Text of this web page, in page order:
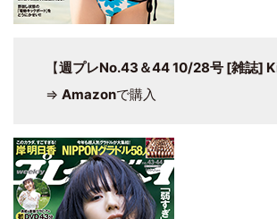
【週プレNo.43＆44 10/28号 [雑誌]
⇒ Amazonで購入